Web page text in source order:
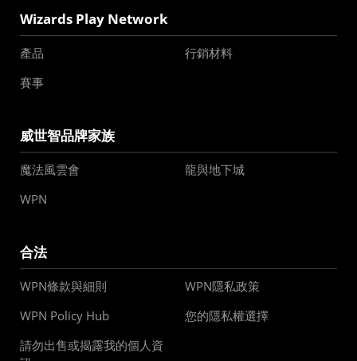
Wizards Play Network
產品
行銷材料
賽事
威世智品牌家族
魔法風雲會
龍與地下城
WPN
合法
WPN條款與細則
WPN隱私政策
WPN Policy Hub
您的隱私權選擇
請勿出售或揭露我的個人資